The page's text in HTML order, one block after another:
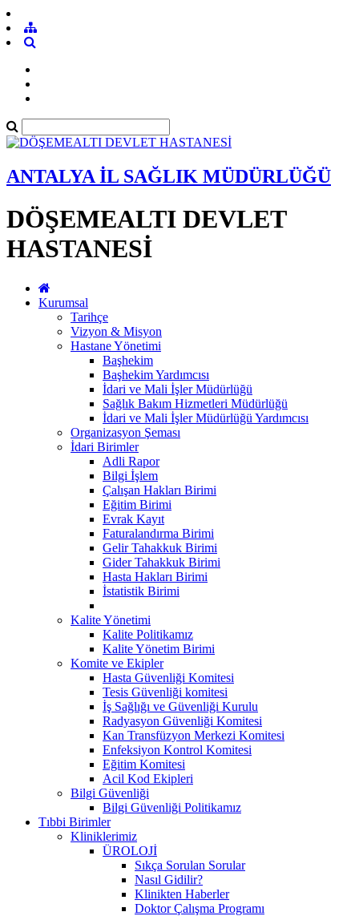
ANTALYA İL SAĞLIK MÜDÜRLÜĞÜ
DÖŞEMEALTI DEVLET
HASTANESİ
Kurumsal
Tarihçe
Vizyon & Misyon
Hastane Yönetimi
Başhekim
Başhekim Yardımcısı
İdari ve Mali İşler Müdürlüğü
Sağlık Bakım Hizmetleri Müdürlüğü
İdari ve Mali İşler Müdürlüğü Yardımcısı
Organizasyon Şeması
İdari Birimler
Adli Rapor
Bilgi İşlem
Çalışan Hakları Birimi
Eğitim Birimi
Evrak Kayıt
Faturalandırma Birimi
Gelir Tahakkuk Birimi
Gider Tahakkuk Birimi
Hasta Hakları Birimi
İstatistik Birimi
Kalite Yönetimi
Kalite Politikamız
Kalite Yönetim Birimi
Komite ve Ekipler
Hasta Güvenliği Komitesi
Tesis Güvenliği komitesi
İş Sağlığı ve Güvenliği Kurulu
Radyasyon Güvenliği Komitesi
Kan Transfüzyon Merkezi Komitesi
Enfeksiyon Kontrol Komitesi
Eğitim Komitesi
Acil Kod Ekipleri
Bilgi Güvenliği
Bilgi Güvenliği Politikamız
Tıbbi Birimler
Kliniklerimiz
ÜROLOJİ
Sıkça Sorulan Sorular
Nasıl Gidilir?
Klinikten Haberler
Doktor Çalışma Programı